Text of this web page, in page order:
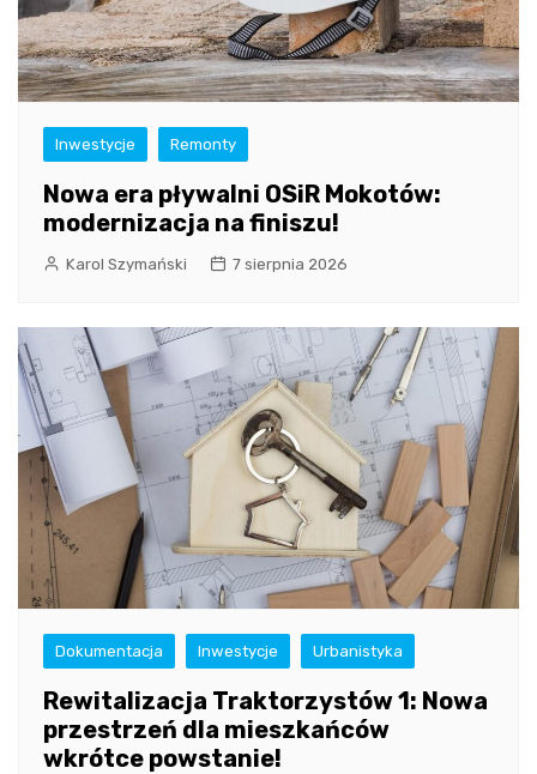
Inwestycje Remonty
Nowa era pływalni OSiR Mokotów:
modernizacja na finiszu!
Karol Szymański 7 sierpnia 2026
Dokumentacja Inwestycje Urbanistyka
Rewitalizacja Traktorzystów 1: Nowa
przestrzeń dla mieszkańców
wkrótce powstanie!